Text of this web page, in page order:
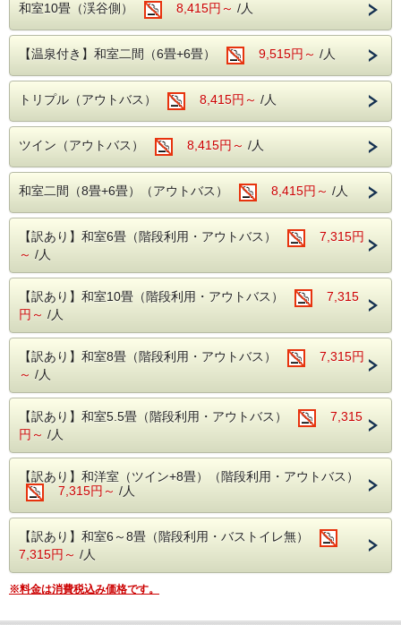
必要）
物狩りもおすすめ！
大切な2人だけの記念日に、昔懐かしきみんなでワイワイす
るのにもアリ！
お楽しみ方はお客様次第、お部屋でのんびりとお過ごしくだ
さい。
やっぱりこれが王道！！
様々な食材を利用したバイキング
サラダや揚げ物、デザートまで...！！！
お子様からおじいちゃんおばあちゃんまで！
みなさまが楽しめるお食事を多数ご用意しております!(^^)!
そしてなんといってもアルコール飲み放題 ！！！
生ビール（アサヒスーパードライ）をはじめ焼酎、日本酒な
ど
飲み放題でお楽しみいただけます！
飲み過ぎにはお気を付けくださいませ...
老神に来たなら食べて、飲んで、温泉で癒されてください♪
食べ過ぎちゃっても！
飲み過ぎちゃっても！！
ません！！！
渓谷パノラマが一望でき、ゆったり過ごしたいシニア層のご
老神の温泉でゆっくりと日頃の疲れを癒してください…♪
■お食事■
・お夕食は約50品目のバイキング!
ソフトドリンクはもちろん、アルコール類
（生ビール・日本酒・サワー・焼酎など）も【飲み放題】
・ご朝食は、和洋バイキング!
季節の食材を使った色とりどりのお料理を
■温泉■
和室10畳（渓谷側） 8,415円～ /人
【温泉付き】和室二間（6畳+6畳） 9,515円～ /人
トリプル（アウトバス） 8,415円～ /人
ツイン（アウトバス） 8,415円～ /人
和室二間（8畳+6畳）（アウトバス） 8,415円～ /人
【訳あり】和室6畳（階段利用・アウトバス）
7,315円
～ /人
【訳あり】和室10畳（階段利用・アウトバス）
7,315
円～ /人
【訳あり】和室8畳（階段利用・アウトバス）
7,315円
～ /人
【訳あり】和室5.5畳（階段利用・アウトバス）
7,315
円～ /人
【訳あり】和洋室（ツイン+8畳）（階段利用・アウトバス）
7,315円～ /人
【訳あり】和室6～8畳（階段利用・バストイレ無）
7,315円～ /人
※料金は消費税込み価格です。